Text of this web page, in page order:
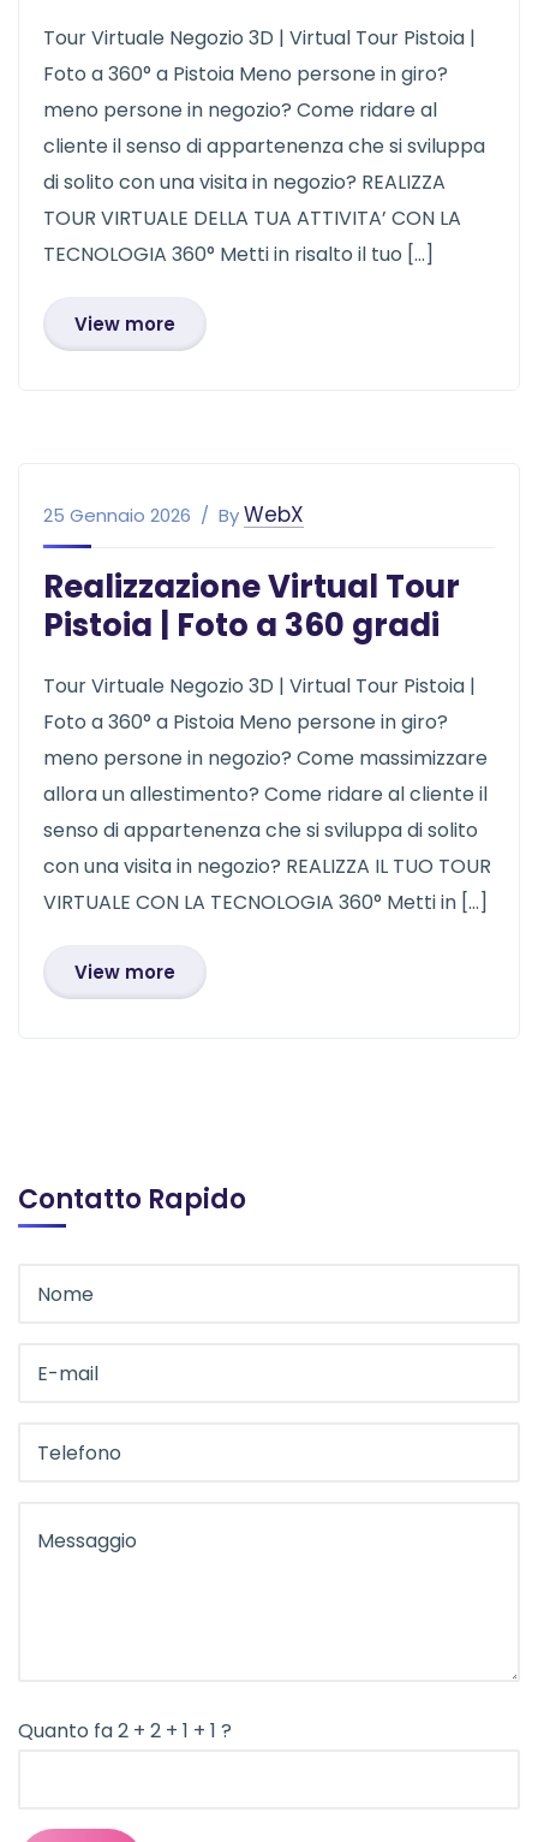
Tour Virtuale Negozio 3D | Virtual Tour Pistoia |
Foto a 360° a Pistoia Meno persone in giro?
meno persone in negozio? Come ridare al
cliente il senso di appartenenza che si sviluppa
di solito con una visita in negozio? REALIZZA
TOUR VIRTUALE DELLA TUA ATTIVITA’ CON LA
TECNOLOGIA 360° Metti in risalto il tuo […]
View more
25 Gennaio 2026 ByWebX
Realizzazione Virtual Tour
Pistoia | Foto a 360 gradi
Tour Virtuale Negozio 3D | Virtual Tour Pistoia |
Foto a 360° a Pistoia Meno persone in giro?
meno persone in negozio? Come massimizzare
allora un allestimento? Come ridare al cliente il
senso di appartenenza che si sviluppa di solito
con una visita in negozio? REALIZZA IL TUO TOUR
VIRTUALE CON LA TECNOLOGIA 360° Metti in […]
View more
Contatto Rapido
Quanto fa 2 + 2 + 1 + 1 ?